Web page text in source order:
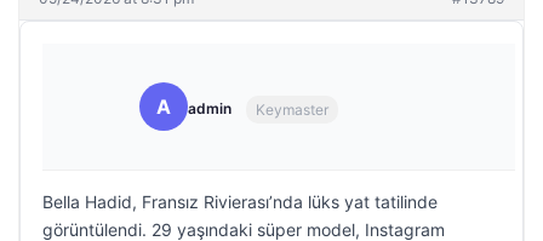
A admin Keymaster
Bella Hadid, Fransız Rivierası’nda lüks yat tatilinde
görüntülendi. 29 yaşındaki süper model, Instagram